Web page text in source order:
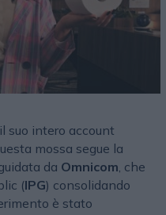
suo intero account
mossa segue la
da Omnicom , che
(IPG) consolidando
è stato